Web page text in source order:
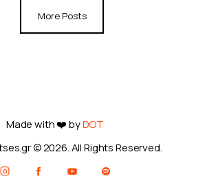
More Posts
Made with ❤️ byDOT
© 2026. All Rights Reserved.